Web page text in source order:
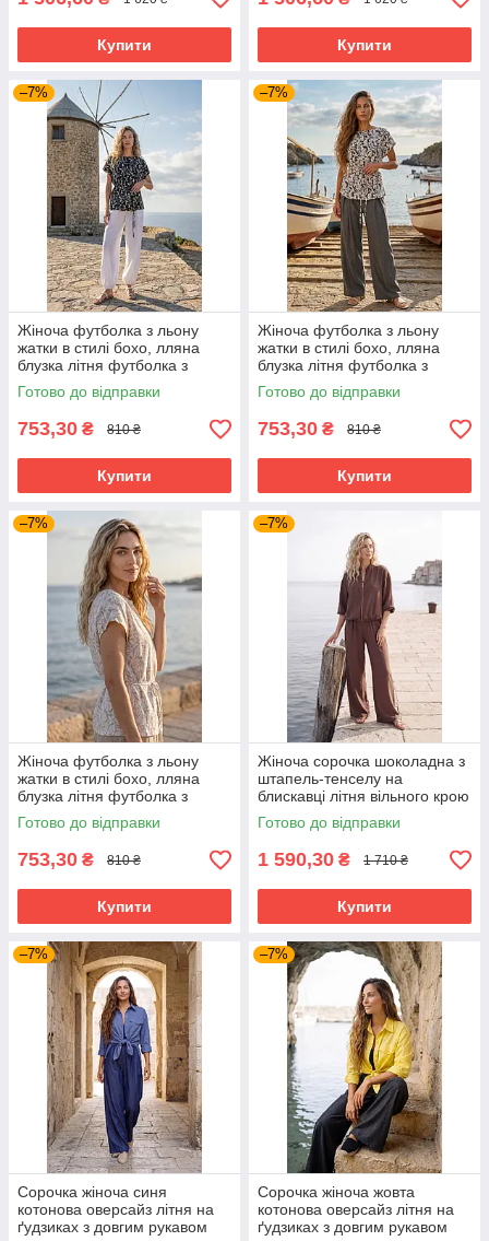
Купити Купити
–7%
Жіноча футболка з льону
жатки в стилі бохо, лляна
блузка літня футболка з
поясом вільного крою чорний
принт 42-52 розміри
Готово до відправки
753,30 ₴ 810 ₴
Купити
–7%
Жіноча футболка з льону
жатки в стилі бохо, лляна
блузка літня футболка з
поясом вільного крою
молочний принт 42-52
Готово до відправки
753,30 ₴ 810 ₴
Купити
–7%
Жіноча футболка з льону
жатки в стилі бохо, лляна
блузка літня футболка з
поясом вільного крою беж
42-52 розміри
Готово до відправки
753,30 ₴ 810 ₴
Купити
–7%
Жіноча сорочка шоколадна з
штапель-тенселу на
блискавці літня вільного крою
42-52 розміри
Готово до відправки
1 590,30 ₴ 1 710 ₴
Купити
–7%
Сорочка жіноча синя
котонова оверсайз літня на
ґудзиках з довгим рукавом
–7%
Сорочка жіноча жовта
котонова оверсайз літня на
ґудзиках з довгим рукавом